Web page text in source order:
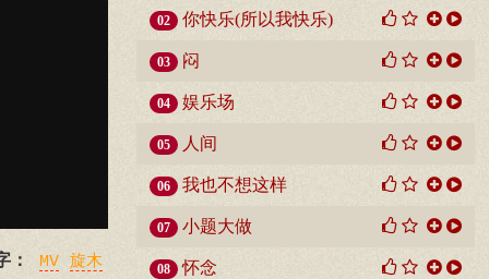
： MV 旋木
02 你快乐(所以我快乐)
03 闷
04 娱乐场
05 人间
06 我也不想这样
07 小题大做
08 怀念